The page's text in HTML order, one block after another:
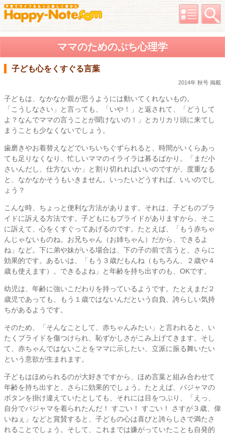
ママのためのぷち心理学
子ども心をくすぐる言葉
2014年 秋号 掲載
子どもは、なかなか親が思うようには動いてくれないもの。
「こうしなさい」と言っても、「いや！」と返されて、「どうして
よ？なんでママの言うことが聞けないの！」とカリカリ頭に来てし
まうことも少なくないでしょう。
歯磨きやお着替えなどでいちいちぐずられると、時間がいくらあっ
ても足りなくなり、忙しいママのイライラは募るばかり。「まだ小
さいんだし、仕方ないか」と割り切れればいいのですが、度重なる
と、なかなかそうもいきません。いったいどうすれば、いいのでし
ょう？
こんな時、ちょっと便利な方法があります。それは、子どものプラ
イドに訴える方法です。子どもにもプライドがありますから、そこ
に訴えて、心をくすぐってあげるのです。たとえば、「もう赤ちゃ
んじゃないものね。お兄ちゃん（お姉ちゃん）だから、できるよ
ね」など。下に弟や妹がいる場合は、下の子の前で言うと、さらに
効果的です。あるいは、「もう３歳だもんね（もちろん、２歳や４
歳も使えます）。できるよね」と年齢を持ち出すのも、OKです。
幼児は、年齢に強いこだわりを持っているようです。たとえまだ２
歳児であっても、もう１歳ではないんだという自負、誇らしい気持
ちがあるようです。
そのため、「そんなことして、赤ちゃんみたい」と言われると、い
たくプライドを傷つけられ、恥ずかしさがこみ上げてきます。そし
て、赤ちゃんではないことをママに示したい、立派に振る舞いたい
という意欲が生まれます。
子どもはほめられるのが大好きですから、ほめ言葉と組み合わせて
年齢を持ち出すと、さらに効果的でしょう。たとえば、パジャマの
ボタンを掛け違えていたとしても、それには目をつぶり、「えっ、
自分でパジャマを着られたんだ！ すごい！ すごい！ さすが３歳、偉
いねぇ」などと賞賛すると、子どもの心は喜びと誇らしさで満たさ
れることでしょう。そして、これまでは嫌がっていたことも自発的